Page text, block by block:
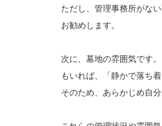
ただし、管理事務所がな
お勧めします。
次に、墓地の雰囲気です
もいれば、「静かで落ち
そのため、あらかじめ自